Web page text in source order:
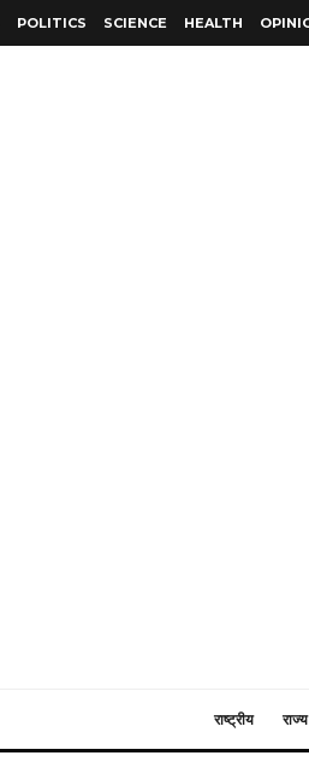
POLITICS SCIENCE HEALTH
राष्ट्रीय राज्य